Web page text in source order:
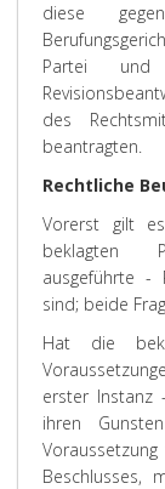
diese
Partei und
des
beantragten.
Rechtliche
Vorerst gilt
ausgeführte -
sind; beide
Hat die
erster Instanz
ihren
Beschlusses,